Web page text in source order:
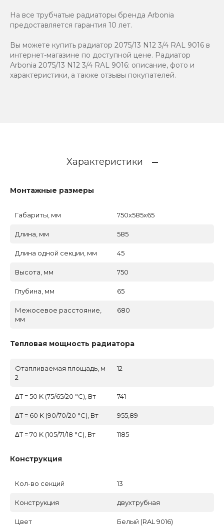
На все трубчатые радиаторы бренда Аrbonia
предоставляется гарантия 10 лет.
Вы можете купить радиатор 2075/13 N12 3/4 RAL 9016 в
интернет-магазине по доступной цене. Радиатор
Arbonia 2075/13 N12 3/4 RAL 9016: описание, фото и
характеристики, а также отзывы покупателей.
Характеристики
Монтажные размеры
Габариты, мм 750x585x65
Длина, мм 585
Длина одной секции, мм 45
Высота, мм 750
Глубина, мм 65
Межосевое расстояние,
мм
680
Тепловая мощность радиатора
Отапливаемая площадь, м
2
12
ΔT = 50 K (75/65/20 °C), Вт 741
ΔT = 60 K (90/70/20 °C), Вт 955,89
ΔT = 70 K (105/71/18 °C), Вт 1185
Конструкция
Кол-во секций 13
Конструкция двухтрубная
Цвет Белый (RAL 9016)